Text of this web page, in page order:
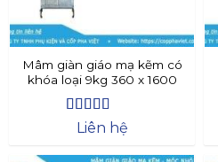
Mâm giàn giáo mạ kẽm có
khóa loại 9kg 360 x 1600
Được xếp
5
sao
Liên hệ